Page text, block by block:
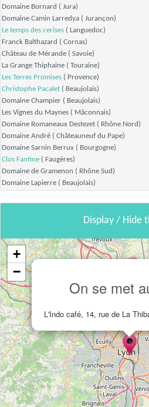
Domaine Bornard ( Jura)
Domaine Camin Larredya ( Jurançon)
Le temps des cerises ( Languedoc)
Franck Balthazard ( Cornas)
Château de Mérande ( Savoie)
La Grange Thiphaine ( Touraine)
Les Terres Promises ( Provence)
Christophe Pacalet ( Beaujolais)
Domaine Champier ( Beaujolais)
Les Vignes du Maynes ( Mâconnais)
Domaine Romaneaux Destezet ( Rhône Nord)
Domaine André ( Châteauneuf du Pape)
Domaine Sarnin Berrux ( Bourgogne)
Clos Fantine ( Faugères)
Domaine de Gramenon ( Rhône Sud)
Domaine Lapierre ( Beaujolais)
Display / Hide
On se met
L'Indo café, 14, rue de La
+
−